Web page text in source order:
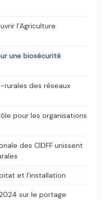
l’Agriculture
une biosécurité
rurales des réseaux
pour les organisations
des CIDFF unissent
et l’installation
sur le portage